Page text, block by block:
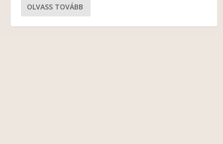
OLVASS TOVÁBB